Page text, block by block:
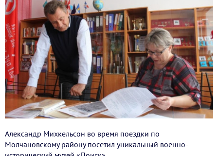
Александр Михкельсон во время поездки по
Молчановскому району посетил уникальный военно-